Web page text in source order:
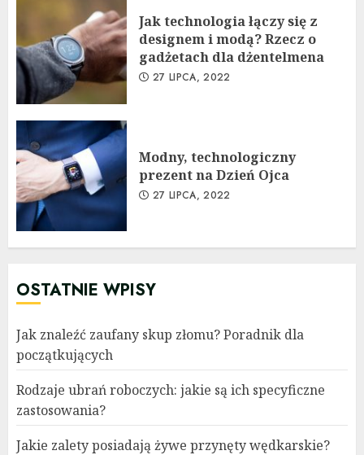
Jak technologia łączy się z
designem i modą? Rzecz o
gadżetach dla dżentelmena
27 LIPCA, 2022
Modny, technologiczny
prezent na Dzień Ojca
27 LIPCA, 2022
OSTATNIE WPISY
Jak znaleźć zaufany skup złomu? Poradnik dla
początkujących
Rodzaje ubrań roboczych: jakie są ich specyficzne
zastosowania?
Jakie zalety posiadają żywe przynęty wędkarskie?